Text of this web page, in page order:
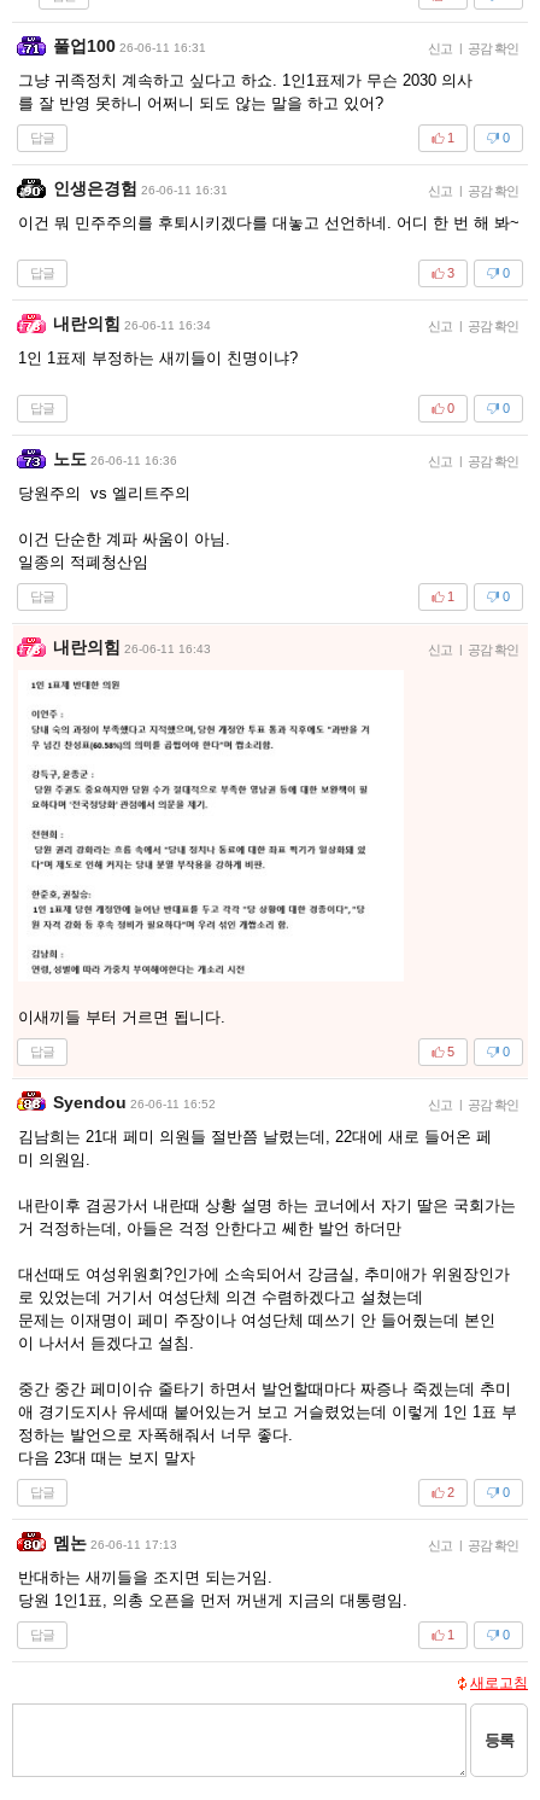
풀업100 26-06-11 16:31 신고 | 공감 확인
그냥 귀족정치 계속하고 싶다고 하쇼. 1인1표제가 무슨 2030 의사
를 잘 반영 못하니 어쩌니 되도 않는 말을 하고 있어?
답글 0
1
인생은경험 26-06-11 16:31 신고 | 공감 확인
이건 뭐 민주주의를 후퇴시키겠다를 대놓고 선언하네. 어디 한 번 해 봐~
답글 0
3
내란의힘 26-06-11 16:34 신고 | 공감 확인
1인 1표제 부정하는 새끼들이 친명이냐?
답글 0
0
노도 26-06-11 16:36 신고 | 공감 확인
당원주의 vs 엘리트주의
이건 단순한 계파 싸움이 아님.
일종의 적폐청산임
답글 0
1
내란의힘 26-06-11 16:43 신고 | 공감 확인
이새끼들 부터 거르면 됩니다.
답글 0
5
Syendou 26-06-11 16:52 신고 | 공감 확인
김남희는 21대 페미 의원들 절반쯤 날렸는데, 22대에 새로 들어온 페
미 의원임.
내란이후 겸공가서 내란때 상황 설명 하는 코너에서 자기 딸은 국회가는
거 걱정하는데, 아들은 걱정 안한다고 쎄한 발언 하더만
대선때도 여성위원회?인가에 소속되어서 강금실, 추미애가 위원장인가
로 있었는데 거기서 여성단체 의견 수렴하겠다고 설쳤는데
문제는 이재명이 페미 주장이나 여성단체 떼쓰기 안 들어줬는데 본인
이 나서서 듣겠다고 설침.
중간 중간 페미이슈 줄타기 하면서 발언할때마다 짜증나 죽겠는데 추미
애 경기도지사 유세때 붙어있는거 보고 거슬렸었는데 이렇게 1인 1표 부
정하는 발언으로 자폭해줘서 너무 좋다.
다음 23대 때는 보지 말자
답글 0
2
멤논 26-06-11 17:13 신고 | 공감 확인
반대하는 새끼들을 조지면 되는거임.
당원 1인1표, 의총 오픈을 먼저 꺼낸게 지금의 대통령임.
답글 0
1
새로고침
등록